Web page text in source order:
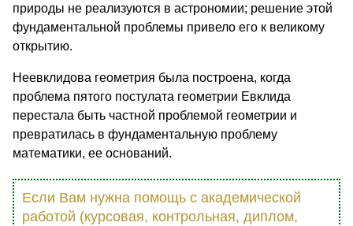
природы не реализуются в астрономии; решение этой
фундаментальной проблемы привело его к великому
открытию.
Неевклидова геометрия была построена, когда
проблема пятого постулата геометрии Евклида
перестала быть частной проблемой геометрии и
превратилась в фундаментальную проблему
математики, ее оснований.
Если Вам нужна помощь с академической
работой (курсовая, контрольная, диплом,